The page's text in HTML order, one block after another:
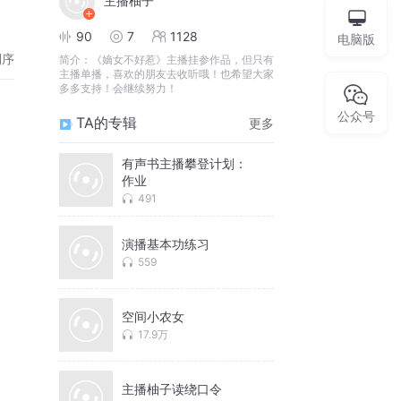
90 7 1128
简介：
《嫡女不好惹》主播挂参作品，但只有
主播单播，喜欢的朋友去收听哦！也希望大家
多多支持！会继续努力！
TA的专辑 更多
有声书主播攀登计划：
作业
491
演播基本功练习
559
空间小农女
17.9万
主播柚子读绕口令
电脑版
公众号